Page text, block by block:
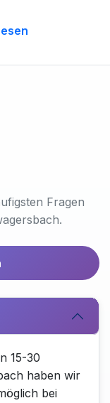
Fragen
15-30
haben wir
bei